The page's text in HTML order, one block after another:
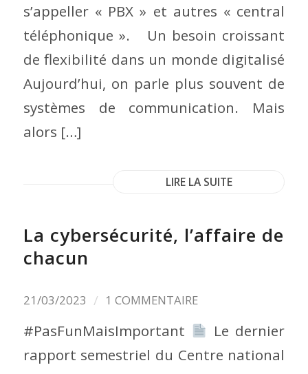
s’appeller « PBX » et autres « central
téléphonique ». Un besoin croissant
de flexibilité dans un monde digitalisé
Aujourd’hui, on parle plus souvent de
systèmes de communication. Mais
alors […]
LIRE LA SUITE
La cybersécurité, l’affaire de
chacun
21/03/2023 / 1 COMMENTAIRE
#PasFunMaisImportant
Le dernier
rapport semestriel du Centre national